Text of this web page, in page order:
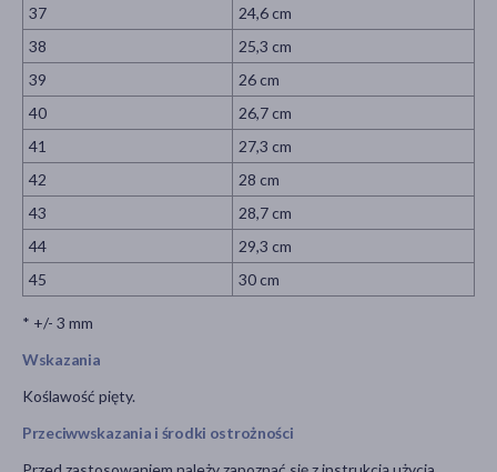
37
24,6 cm
38
25,3 cm
39
26 cm
40
26,7 cm
41
27,3 cm
42
28 cm
43
28,7 cm
44
29,3 cm
45
30 cm
* +/- 3 mm
Wskazania
Koślawość pięty.
Przeciwwskazania i środki ostrożności